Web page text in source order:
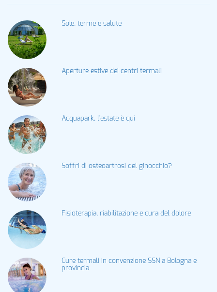
Sole, terme e salute
Aperture estive dei centri termali
Acquapark, l'estate è qui
Soffri di osteoartrosi del ginocchio?
Fisioterapia, riabilitazione e cura del dolore
Cure termali in convenzione SSN a Bologna e
provincia